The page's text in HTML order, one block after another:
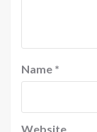
Name *
Website